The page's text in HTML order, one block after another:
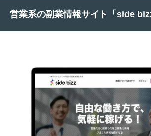
営業系の副業情報サイト「side